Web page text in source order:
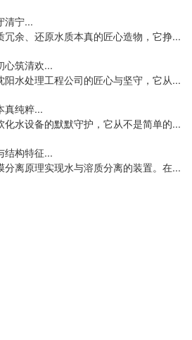
清宁...
余、还原水质本真的匠心造物，它挣...
心筑清欢...
水处理工程公司的匠心与坚守，它从...
真纯粹...
水设备的默默守护，它从不是简单的...
结构特征...
离原理实现水与溶质分离的装置。在...